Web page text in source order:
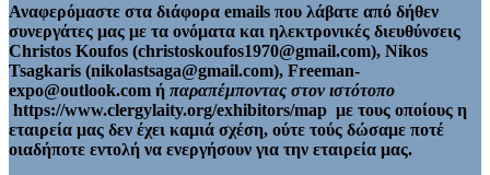
Αναφερόμαστε στα διάφορα emails που λάβατε από δήθεν
συνεργάτες μας με τα ονόματα και ηλεκτρονικές διευθύνσεις
Christos Koufos (christoskoufos1970@gmail.com), Nikos
Tsagkaris (nikolastsaga@gmail.com), Freeman-
expo@outlook.com ή παραπέμποντας στον ιστότοπο
https://www.clergylaity.org/exhibitors/map με τους οποίους η
εταιρεία μας δεν έχει καμιά σχέση, ούτε τούς δώσαμε ποτέ
οιαδήποτε εντολή να ενεργήσουν για την εταιρεία μας.